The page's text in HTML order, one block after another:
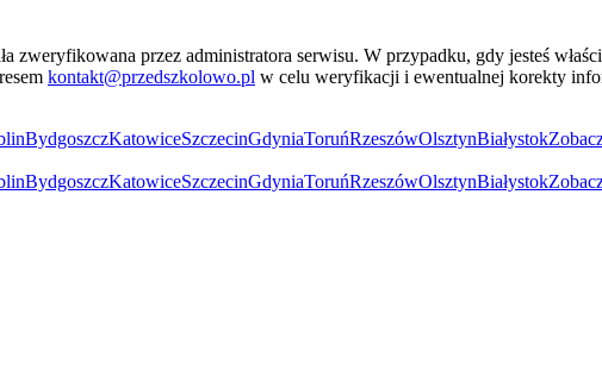
zweryfikowana przez administratora serwisu. W przypadku, gdy jesteś
kontakt@przedszkolowo.pl w celu weryfikacji i ewentualnej korekty
BydgoszczKatowiceSzczecinGdyniaToruńRzeszówOlsztynBiałystok
BydgoszczKatowiceSzczecinGdyniaToruńRzeszówOlsztynBiałystok